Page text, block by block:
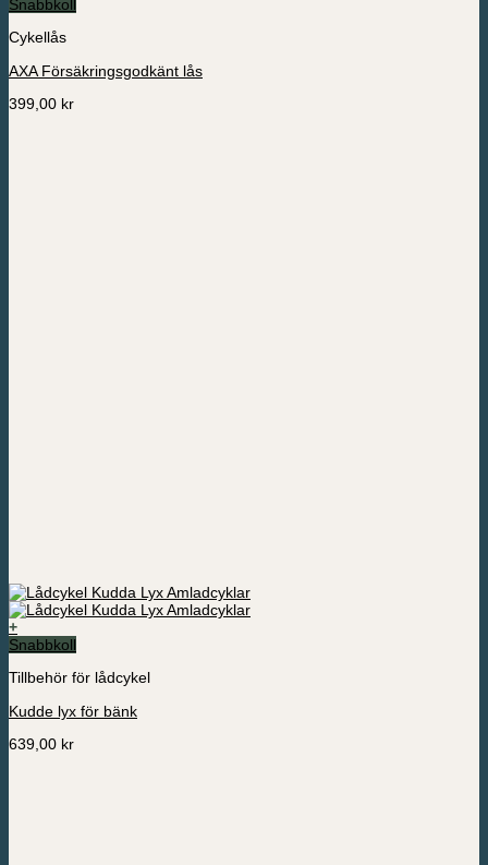
Snabbkoll
Cykellås
AXA Försäkringsgodkänt lås
399,00 kr
+
Snabbkoll
Tillbehör för lådcykel
Kudde lyx för bänk
639,00 kr